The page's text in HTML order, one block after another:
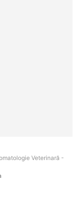
Veterinară -